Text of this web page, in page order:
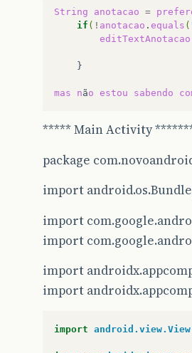
String anotacao =
if ( ! anotacao . equals (
editTextAnotacao
mas não estou sabendo
***** Main Activity
package
import
import
import
import
import
import android.view.View